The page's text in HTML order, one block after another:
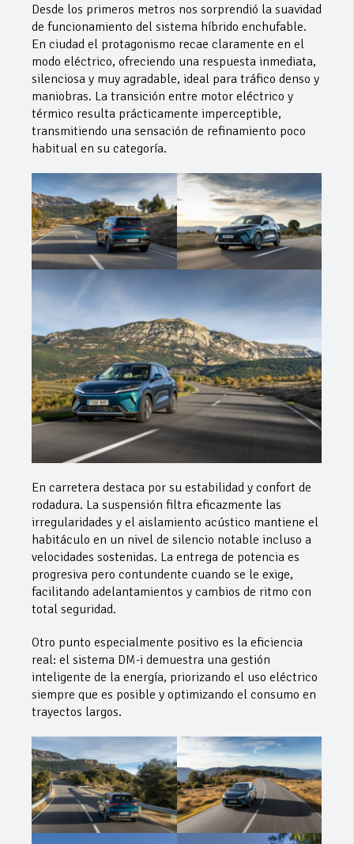
Desde los primeros metros nos sorprendió la suavidad
de funcionamiento del sistema híbrido enchufable.
En ciudad el protagonismo recae claramente en el
modo eléctrico, ofreciendo una respuesta inmediata,
silenciosa y muy agradable, ideal para tráfico denso y
maniobras. La transición entre motor eléctrico y
térmico resulta prácticamente imperceptible,
transmitiendo una sensación de refinamiento poco
habitual en su categoría.
En carretera destaca por su estabilidad y confort de
rodadura. La suspensión filtra eficazmente las
irregularidades y el aislamiento acústico mantiene el
habitáculo en un nivel de silencio notable incluso a
velocidades sostenidas. La entrega de potencia es
progresiva pero contundente cuando se le exige,
facilitando adelantamientos y cambios de ritmo con
total seguridad.
Otro punto especialmente positivo es la eficiencia
real: el sistema DM-i demuestra una gestión
inteligente de la energía, priorizando el uso eléctrico
siempre que es posible y optimizando el consumo en
trayectos largos.